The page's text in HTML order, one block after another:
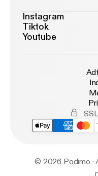
Instagram
Tiktok
Youtube
© 2026 Podimo ·